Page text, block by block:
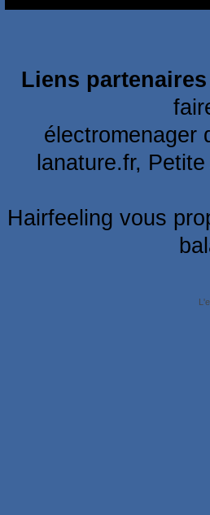
Liens
électromenager
lanature.fr,
Hairfeeling vous